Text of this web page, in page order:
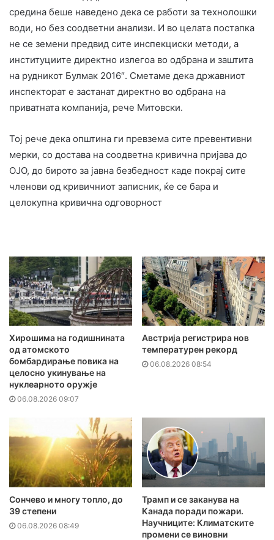
средина беше наведено дека се работи за технолошки
води, но без соодветни анализи. И во целата постапка
не се земени предвид сите инспекциски методи, а
институциите директно излегоа во одбрана и заштита
на рудникот Булмак 2016″. Сметаме дека државниот
инспекторат е застанат директно во одбрана на
приватната компанија, рече Митовски.
Тој рече дека општина ги превзема сите превентивни
мерки, со достава на соодветна кривична пријава до
ОЈО, до бирото за јавна безбедност каде покрај сите
членови од кривичниот записник, ќе се бара и
целокупна кривична одговорност
Хирошима на годишнината
од атомското
бомбардирање повика на
целосно укинување на
нуклеарното оружје
06.08.2026 09:07
Австрија регистрира нов
температурен рекорд
06.08.2026 08:54
Сончево и многу топло, до
39 степени
06.08.2026 08:49
Трамп и се заканува на
Канада поради пожари.
Научниците: Климатските
промени се виновни